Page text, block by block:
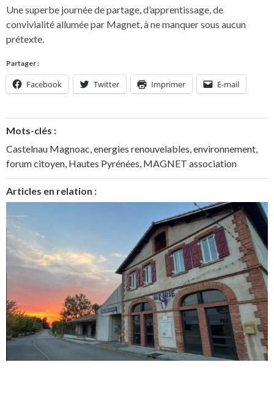
Une superbe journée de partage, d’apprentissage, de
convivialité allumée par Magnet, à ne manquer sous aucun
prétexte.
Partager :
Facebook Twitter Imprimer E-mail
Mots-clés :
Castelnau Magnoac,energies renouvelables,environnement,
forum citoyen, Hautes Pyrénées, MAGNET association
Articles en relation :